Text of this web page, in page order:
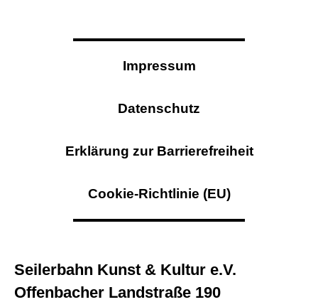
Impressum
Datenschutz
Erklärung zur Barrierefreiheit
Cookie-Richtlinie (EU)
Seilerbahn Kunst & Kultur e.V.
Offenbacher Landstraße 190